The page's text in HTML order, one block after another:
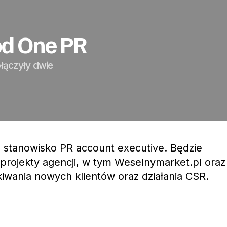
One PR
dwie
stanowisko PR account executive. Będzie
agencji, w tym Weselnymarket.pl oraz
nowych klientów oraz działania CSR.